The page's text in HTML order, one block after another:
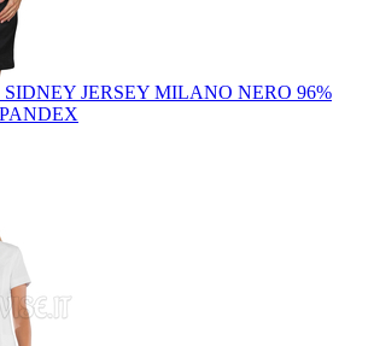
JERSEY MILANO NERO 96%